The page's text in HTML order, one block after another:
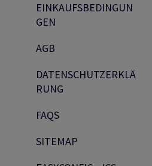
EINKAUFSBEDINGUN
GEN
AGB
DATENSCHUTZERKLÄ
RUNG
FAQS
SITEMAP